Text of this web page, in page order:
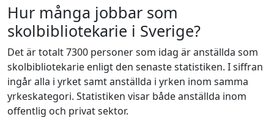
Hur många jobbar som
skolbibliotekarie i Sverige?
Det är totalt 7300 personer som idag är anställda som
skolbibliotekarie enligt den senaste statistiken. I siffran
ingår alla i yrket samt anställda i yrken inom samma
yrkeskategori. Statistiken visar både anställda inom
offentlig och privat sektor.